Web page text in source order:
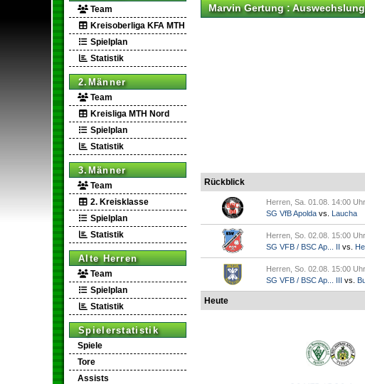
Team
Kreisoberliga KFA MTH
Spielplan
Statistik
2.Männer
Team
Kreisliga MTH Nord
Spielplan
Statistik
3.Männer
Team
2. Kreisklasse
Spielplan
Statistik
Alte Herren
Team
Spielplan
Statistik
Spielerstatistik
Spiele
Tore
Assists
Marvin Gertung :
Rückblick
Herren, Sa. 01.08. 14:00 Uhr
SG VfB Apolda vs. Laucha
Herren, So. 02.08. 15:00 Uhr
SG VFB / BSC Ap... II vs.
Herren, So. 02.08. 15:00 Uhr
SG VFB / BSC Ap... III vs.
Heute